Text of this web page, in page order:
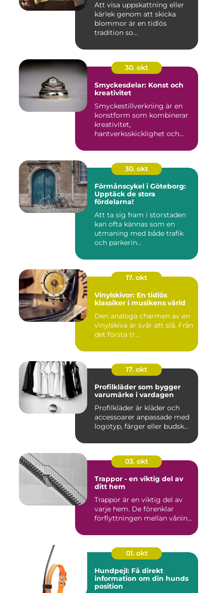
Att visa uppskattning eller
kärlek genom att skicka
blommor är en tidlös
tradition so...
30. okt
Smyckesdelar: Konst och
kreativitet
Smyckestillverkning är en
konstform som kombinerar
kreativitet,
hantverksskicklighet och
30. okt
Förmånscykel i Göteborg:
Upptäck de stora
fördelarna!
Att ta sig fram i storstaden
kan ofta kännas som en
utmaning med både trafik
och parkerin...
17. okt
Vinylskivor: En tidlös
klassiker i musikens värld
Den analoga charmen av en
vinylskiva är svår att slå. Från
det första tr...
17. okt
Profilkläder som bygger
varumärke i vardagen
Profilkläder är kläder och
accessoarer anpassade med
logotyp, färger eller budsk...
03. okt
Trappor - en viktig del av
ditt hem
Trappor är en viktig del av
varje hem. De förenklar
förflyttningen mellan vånin...
01. okt
Hundpejl: Få direkt
information om din hunds
position